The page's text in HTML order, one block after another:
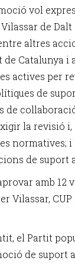
vol
de
altres
Catalunya i
actives per
de
de
la revisió i,
normatives; i
de suport
amb 12
Vilassar,
el Partit
de suport